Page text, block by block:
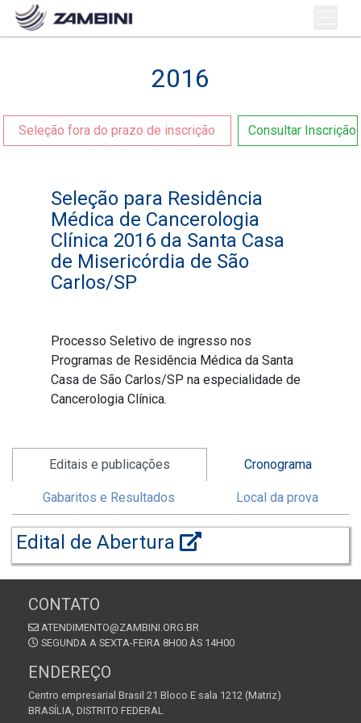
2016
Seleção fora do prazo de inscrição Consultar Inscrição
Seleção para Residência
Médica de Cancerologia
Clínica 2016 da Santa Casa
de Misericórdia de São
Carlos/SP
Processo Seletivo de ingresso nos
Programas de Residência Médica da Santa
Casa de São Carlos/SP na especialidade de
Cancerologia Clínica.
Editais e publicações Cronograma
Gabaritos e Resultados Local da prova
Edital de Abertura
CONTATO
ATENDIMENTO@ZAMBINI.ORG.BR
SEGUNDA A SEXTA-FEIRA 8H00 ÀS 14H00
ENDEREÇO
Centro empresarial Brasil 21 Bloco E sala 1212 (Matriz)
BRASÍLIA, DISTRITO FEDERAL